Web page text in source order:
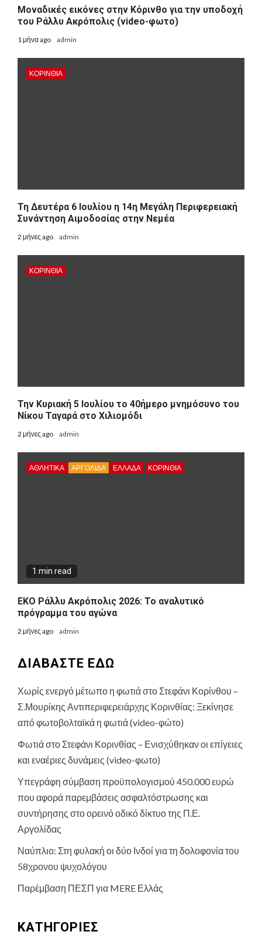
Μοναδικές εικόνες στην Κόρινθο για την υποδοχή
του Ράλλυ Ακρόπολις (video-φωτο)
1 μήνα ago admin
ΚΟΡΙΝΘΊΑ
Τη Δευτέρα 6 Ιουλίου η 14η Μεγάλη Περιφερειακή
Συνάντηση Αιμοδοσίας στην Νεμέα
2 μήνες ago admin
ΚΟΡΙΝΘΊΑ
Την Κυριακή 5 Ιουλίου το 40ήμερο μνημόσυνο του
Νίκου Ταγαρά στο Χιλιομόδι
2 μήνες ago admin
ΑΘΛΗΤΙΚΑ ΑΡΓΟΛΙΔΑ ΕΛΛΑΔΑ ΚΟΡΙΝΘΊΑ
1 min read
ΕΚΟ Ράλλυ Ακρόπολις 2026: Το αναλυτικό
πρόγραμμα του αγώνα
2 μήνες ago admin
ΔΙΑΒΑΣΤΕ ΕΔΩ
Χωρίς ενεργό μέτωπο η φωτιά στο Στεφάνι Κορίνθου –
Σ.Μουρίκης Αντιπεριφερειάρχης Κορινθίας: Ξεκίνησε
από φωτοβολταϊκά η φωτιά (video-φώτο)
Φωτιά στο Στεφάνι Κορινθίας – Ενισχύθηκαν οι επίγειες
και εναέριες δυνάμεις (video-φωτο)
Υπεγράφη σύμβαση προϋπολογισμού 450.000 ευρώ
που αφορά παρεμβάσεις ασφαλτόστρωσης και
συντήρησης στο ορεινό οδικό δίκτυο της Π.Ε.
Αργολίδας
Ναύπλιο: Στη φυλακή οι δύο Ινδοί για τη δολοφονία του
58χρονου ψυχολόγου
Παρέμβαση ΠΕΣΠ για MERE Ελλάς
KΑΤΗΓΟΡΊΕΣ